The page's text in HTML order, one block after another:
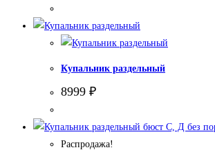
Купальник раздельный
8999 ₽
Распродажа!